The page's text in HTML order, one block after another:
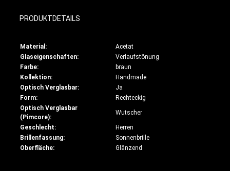
PRODUKTDETAILS
Material:
Acetat
Glaseigenschaften:
Verlaufstönung
Farbe:
braun
Kollektion:
Handmade
Optisch Verglasbar:
Ja
Form:
Rechteckig
Optisch Verglasbar
(Pimcore):
Wutscher
Geschlecht:
Herren
Brillenfassung:
Sonnenbrille
Oberfläche:
Glänzend